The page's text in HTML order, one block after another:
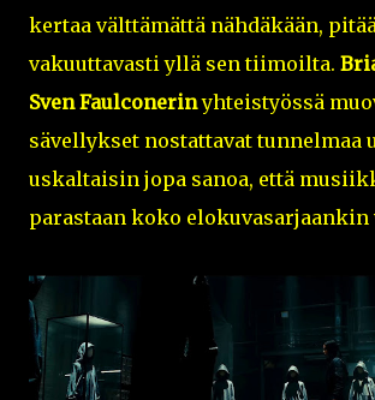
kertaa välttämättä nähdäkään,
vakuuttavasti yllä sen tiimoilta.
Sven Faulconerinyhteistyössä
sävellykset nostattavat tunnelmaa
uskaltaisin jopa sanoa, että
parastaan koko elokuvasarjaankin